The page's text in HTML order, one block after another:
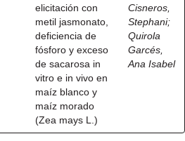
elicitación con
metil jasmonato,
deficiencia de
fósforo y exceso
de sacarosa in
vitro e in vivo en
maíz blanco y
maíz morado
(Zea mays L.)
Cisneros,
Stephani;
Quirola
Garcés,
Ana Isabel